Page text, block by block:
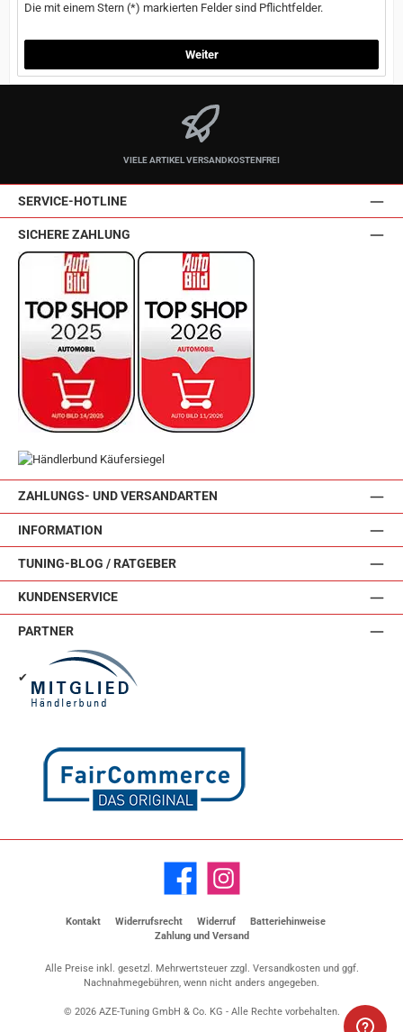
Die mit einem Stern (*) markierten Felder sind Pflichtfelder.
Weiter
VIELE ARTIKEL VERSANDKOSTENFREI
SERVICE-HOTLINE
ZAHLUNGS- UND VERSANDARTEN
INFORMATION
TUNING-BLOG / RATGEBER
KUNDENSERVICE
SICHERE ZAHLUNG
PARTNER
✔
Facebook Instagram
Kontakt Widerrufsrecht Widerruf
Batteriehinweise
Zahlung und Versand
Alle Preise inkl. gesetzl. Mehrwertsteuer zzgl. Versandkostenund ggf.
Nachnahmegebühren, wenn nicht anders angegeben.
© 2026 AZE-Tuning GmbH & Co. KG - Alle Rechte vorbehalten.